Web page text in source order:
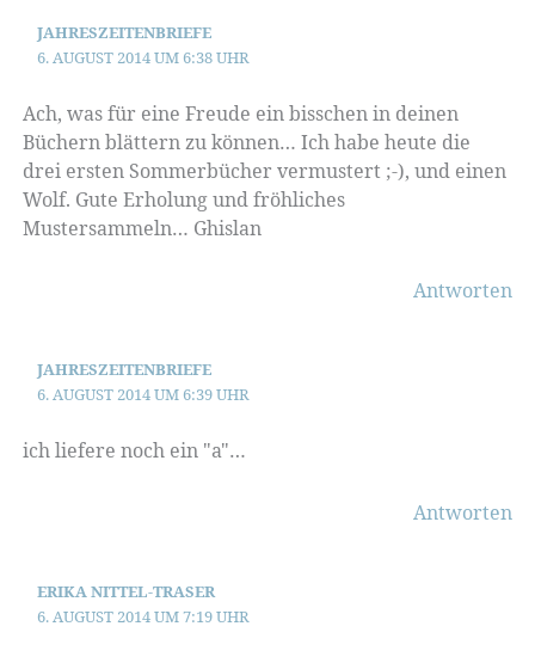
JAHRESZEITENBRIEFE
6. AUGUST 2014 UM 6:38 UHR
Ach, was für eine Freude ein bisschen in deinen
Büchern blättern zu können… Ich habe heute die
drei ersten Sommerbücher vermustert ;-), und einen
Wolf. Gute Erholung und fröhliches
Mustersammeln… Ghislan
Antworten
JAHRESZEITENBRIEFE
6. AUGUST 2014 UM 6:39 UHR
ich liefere noch ein "a"…
Antworten
ERIKA NITTEL-TRASER
6. AUGUST 2014 UM 7:19 UHR